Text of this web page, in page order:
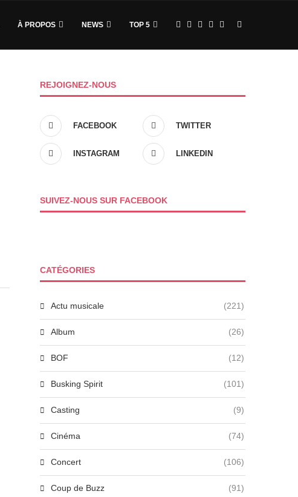
À PROPOS NEWS TOP 5
REJOIGNEZ-NOUS
FACEBOOK TWITTER
INSTAGRAM LINKEDIN
SUIVEZ-NOUS SUR FACEBOOK
CATÉGORIES
Actu musicale (221)
Album (26)
BOF (12)
Busking Spirit (101)
Casting (9)
Cinéma (74)
Concert (106)
Coup de Buzz (91)